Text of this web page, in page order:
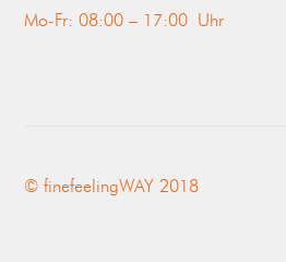
Mo-Fr: 08:00 – 17:00 Uhr
© finefeelingWAY 2018